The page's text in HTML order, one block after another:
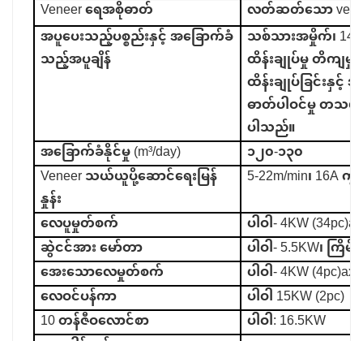
Veneer ရေအစိုဓာတ်
လတ်ဆတ်သော
အပူပေးသည့်ပစ္စည်းနှင့် အခြောက်ခံ
သည့်အပူချိန်
သစ်သားအမှိုက်၊
ထိန်းချုပ်မှု တိကျမှု
ထိန်းချုပ်ခြင်းနှင့်
ဓာတ်ပါဝင်မှု တသမ
ပါသည်။
အခြောက်ခံနိုင်မှု (m³/day)
၁၂၀-၁၃၀
Veneer သယ်ယူပို့ဆောင်ရေးမြန်
နှုန်း
5-22m/min၊ 16A
လေပူမှုတ်စက်
ပါဝါ- 4KW
ဆွဲငင်အား မော်တာ
ပါဝါ- 5.5KW၊ ကြိ
အေးသောလေမှုတ်စက်
ပါဝါ- 4KW
လေဝင်ပန်ကာ
ပါဝါ 15KW (2pc)
10 တန်ဇီဝလောင်စာ
ပါဝါ: 16.5KW